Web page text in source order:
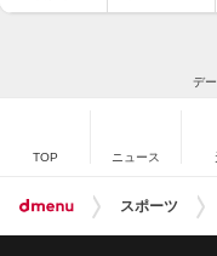
デ
TOP ニュース
スポーツ